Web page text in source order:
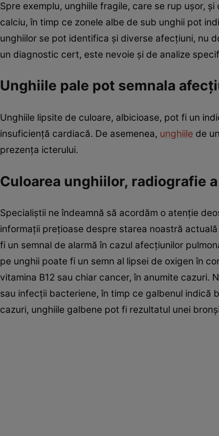
Spre exemplu, unghiile fragile, care se rup uşor,
calciu, în timp ce zonele albe de sub unghii pot
unghiilor se pot identifica şi diverse afecţiuni, nu
un diagnostic cert, este nevoie şi de analize
Unghiile pale pot semnala
Unghiile lipsite de culoare, albicioase, pot fi un
insuficienţă cardiacă. De asemenea, unghiile de
prezenţa icterului.
Culoarea unghiilor, radiografie
Specialiştii ne îndeamnă să acordăm o atenţie
informaţii preţioase despre starea noastră
fi un semnal de alarmă în cazul afecţiunilor
pe unghii poate fi un semn al lipsei de oxigen în
vitamina B12 sau chiar cancer, în anumite
sau infecţii bacteriene, în timp ce galbenul indică
cazuri, unghiile galbene pot fi rezultatul unei